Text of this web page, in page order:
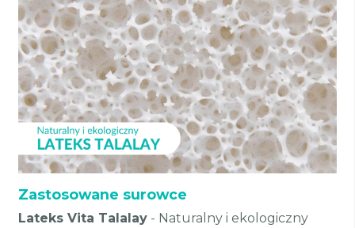
Zastosowane surowce
Lateks Vita Talalay - Naturalny i ekologiczny